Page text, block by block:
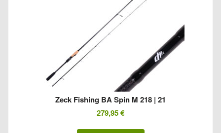
Zeck Fishing BA Spin M 218 | 21
279,95€